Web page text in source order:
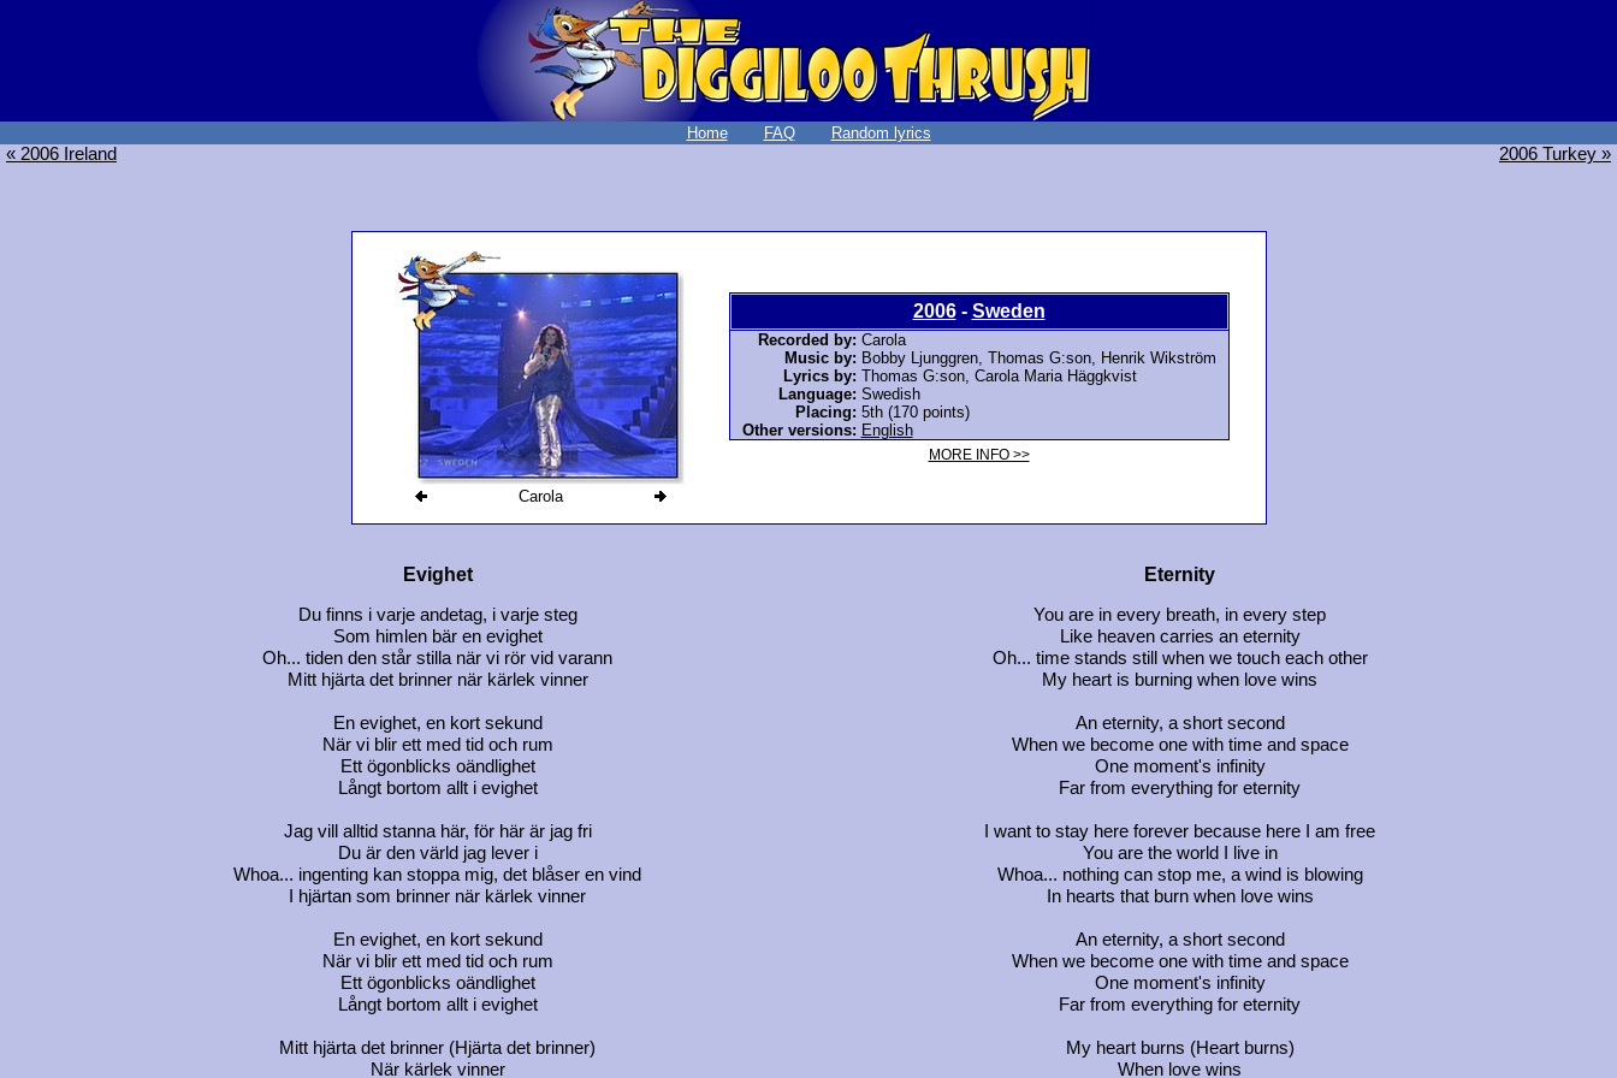
Home FAQ Random lyrics
« 2006 Ireland 2006 Turkey »
Carola
2006- Sweden
Recorded by: Carola
Music by: Bobby Ljunggren, Thomas G:son, Henrik Wikström
Lyrics by: Thomas G:son, Carola Maria Häggkvist
Language: Swedish
Placing: 5th (170 points)
Other versions: English
MORE INFO >>
Evighet Eternity
Du finns i varje andetag, i varje steg
You are in every breath, in every step
Som himlen bär en evighet
Like heaven carries an eternity
Oh... tiden den står stilla när vi rör vid varann
Oh... time stands still when we touch each other
Mitt hjärta det brinner när kärlek vinner
My heart is burning when love wins
En evighet, en kort sekund
An eternity, a short second
När vi blir ett med tid och rum
When we become one with time and space
Ett ögonblicks oändlighet
One moment's infinity
Långt bortom allt i evighet
Far from everything for eternity
Jag vill alltid stanna här, för här är jag fri
I want to stay here forever because here I am free
Du är den värld jag lever i
You are the world I live in
Whoa... ingenting kan stoppa mig, det blåser en vind
Whoa... nothing can stop me, a wind is blowing
I hjärtan som brinner när kärlek vinner
In hearts that burn when love wins
En evighet, en kort sekund
An eternity, a short second
När vi blir ett med tid och rum
When we become one with time and space
Ett ögonblicks oändlighet
One moment's infinity
Långt bortom allt i evighet
Far from everything for eternity
Mitt hjärta det brinner (Hjärta det brinner)
My heart burns (Heart burns)
När kärlek vinner
When love wins